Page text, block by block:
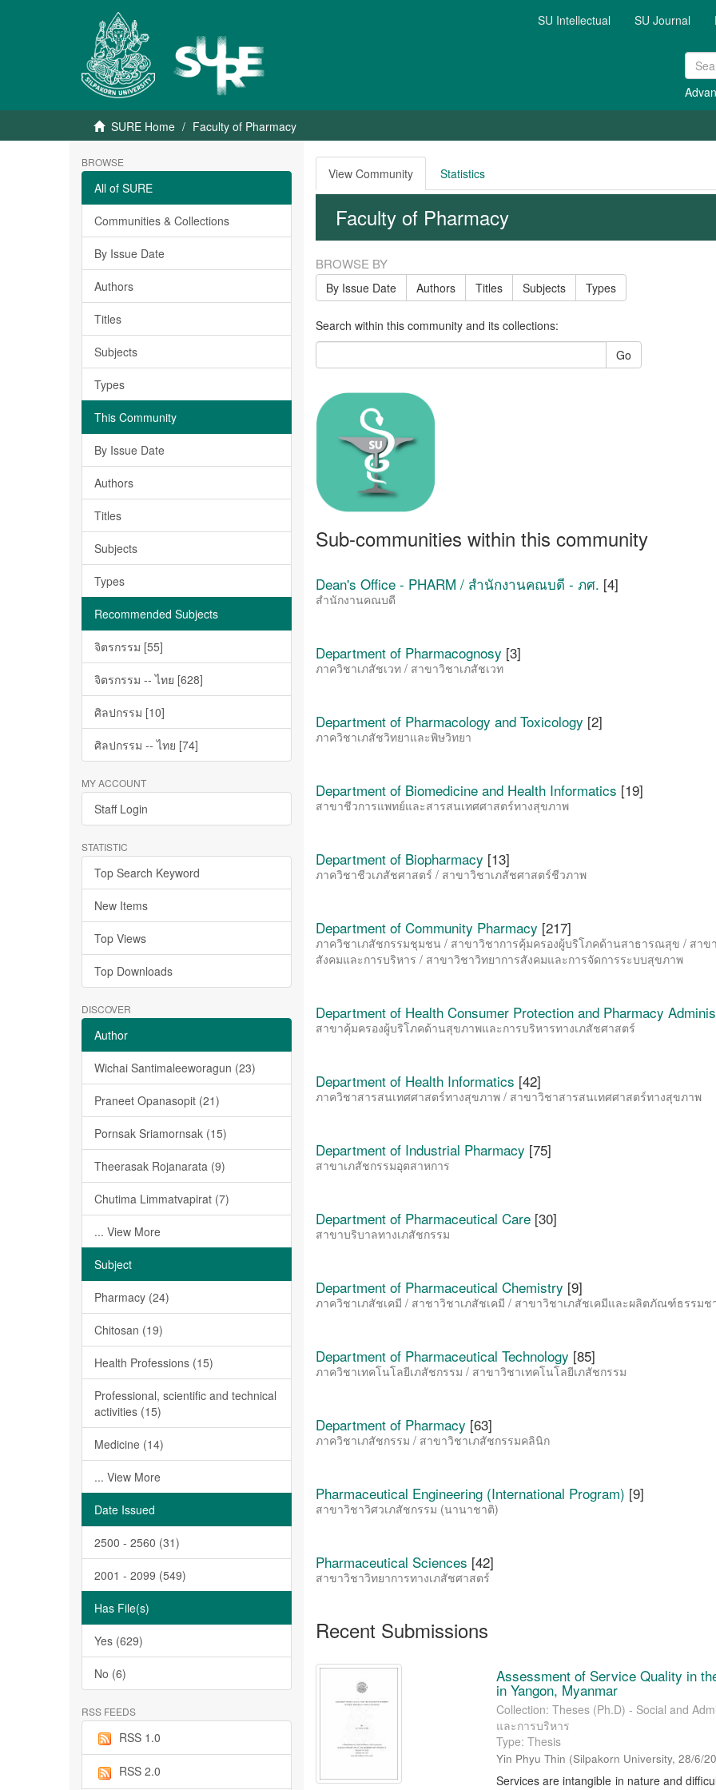
SU Intellectual SU Journal
SURE Home Faculty of Pharmacy
BROWSE
All of SURE
Communities & Collections
By Issue Date
Authors
Titles
Subjects
Types
This Community
By Issue Date
Authors
Titles
Subjects
Types
Recommended Subjects
จิตรกรรม [55]
จิตรกรรม -- ไทย [628]
ศิลปกรรม [10]
ศิลปกรรม -- ไทย [74]
MY ACCOUNT
Staff Login
STATISTIC
Top Search Keyword
New Items
Top Views
Top Downloads
DISCOVER
Author
Wichai Santimaleeworagun (23)
Praneet Opanasopit (21)
Pornsak Sriamornsak (15)
Theerasak Rojanarata (9)
Chutima Limmatvapirat (7)
... View More
Subject
Pharmacy (24)
Chitosan (19)
Health Professions (15)
Professional, scientific and technical
activities (15)
Medicine (14)
... View More
Date Issued
2500 - 2560 (31)
2001 - 2099 (549)
Has File(s)
Yes (629)
No (6)
RSS FEEDS
RSS 1.0
RSS 2.0
View Community Statistics
Faculty of Pharmacy
BROWSE BY
By Issue Date Authors Titles Subjects Types
Search within this community and its collections:
Go
Sub-communities within this community
Dean's Office - PHARM / สำนักงานคณบดี - ภศ. [4]
สำนักงานคณบดี
Department of Pharmacognosy [3]
ภาควิชาเภสัชเวท / สาขาวิชาเภสัชเวท
Department of Pharmacology and Toxicology [2]
ภาควิชาเภสัชวิทยาและพิษวิทยา
Department of Biomedicine and Health Informatics [19]
สาขาชีวการแพทย์และสารสนเทศศาสตร์ทางสุขภาพ
Department of Biopharmacy [13]
ภาควิชาชีวเภสัชศาสตร์ / สาขาวิชาเภสัชศาสตร์ชีวภาพ
Department of Community Pharmacy [217]
ภาควิชาเภสัชกรรมชุมชน / สาขาวิชาการคุ้มครองผู้บริโภคด้านสาธารณสุข / สาข
สังคมและการบริหาร / สาขาวิชาวิทยาการสังคมและการจัดการระบบสุขภาพ
Department of Health Consumer Protection and Pharmacy
สาขาคุ้มครองผู้บริโภคด้านสุขภาพและการบริหารทางเภสัชศาสตร์
Department of Health Informatics [42]
ภาควิชาสารสนเทศศาสตร์ทางสุขภาพ / สาขาวิชาสารสนเทศศาสตร์ทางสุขภาพ
Department of Industrial Pharmacy [75]
สาขาเภสัชกรรมอุตสาหการ
Department of Pharmaceutical Care[30]
สาขาบริบาลทางเภสัชกรรม
Department of Pharmaceutical Chemistry [9]
ภาควิชาเภสัชเคมี / สาชาวิชาเภสัชเคมี / สาขาวิชาเภสัชเคมีและผลิตภัณฑ์ธรรมช
Department of Pharmaceutical Technology [85]
ภาควิชาเทคโนโลยีเภสัชกรรม / สาขาวิชาเทคโนโลยีเภสัชกรรม
Department of Pharmacy [63]
ภาควิชาเภสัชกรรม / สาขาวิชาเภสัชกรรมคลินิก
Pharmaceutical Engineering (International Program) [9]
สาขาวิชาวิศวเภสัชกรรม (นานาชาติ)
Pharmaceutical Sciences [42]
สาขาวิชาวิทยาการทางเภสัชศาสตร์
Recent Submissions
Assessment of Service Quality in
in Yangon, Myanmar
Collection: Theses (Ph.D) - Social and
และการบริหาร
Type: Thesis
Yin Phyu Thin (Silpakorn University,28/6/
Services are intangible in nature and